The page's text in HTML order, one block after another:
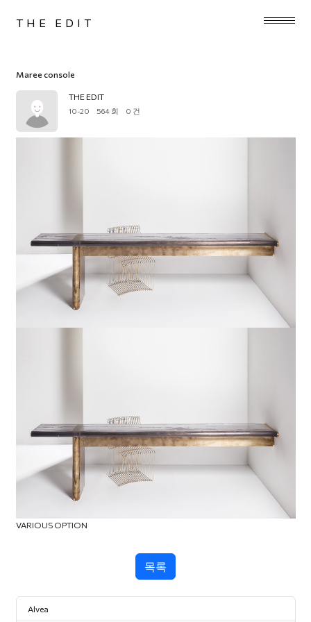
THE EDIT
Maree console
THE EDIT
10-20 564 회 0 건
VARIOUS OPTION
목록
Alvea